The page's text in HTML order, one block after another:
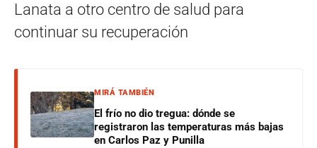
Lanata a otro centro de salud para
continuar su recuperación
MIRÁ TAMBIÉN
El frío no dio tregua: dónde se
registraron las temperaturas más bajas
en Carlos Paz y Punilla